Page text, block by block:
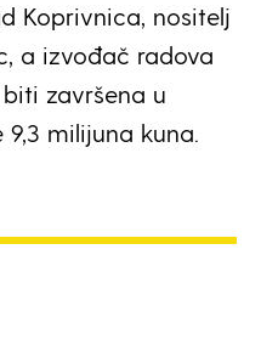
Koprivnica, nositelj
a izvođač radova
završena u
milijuna kuna.